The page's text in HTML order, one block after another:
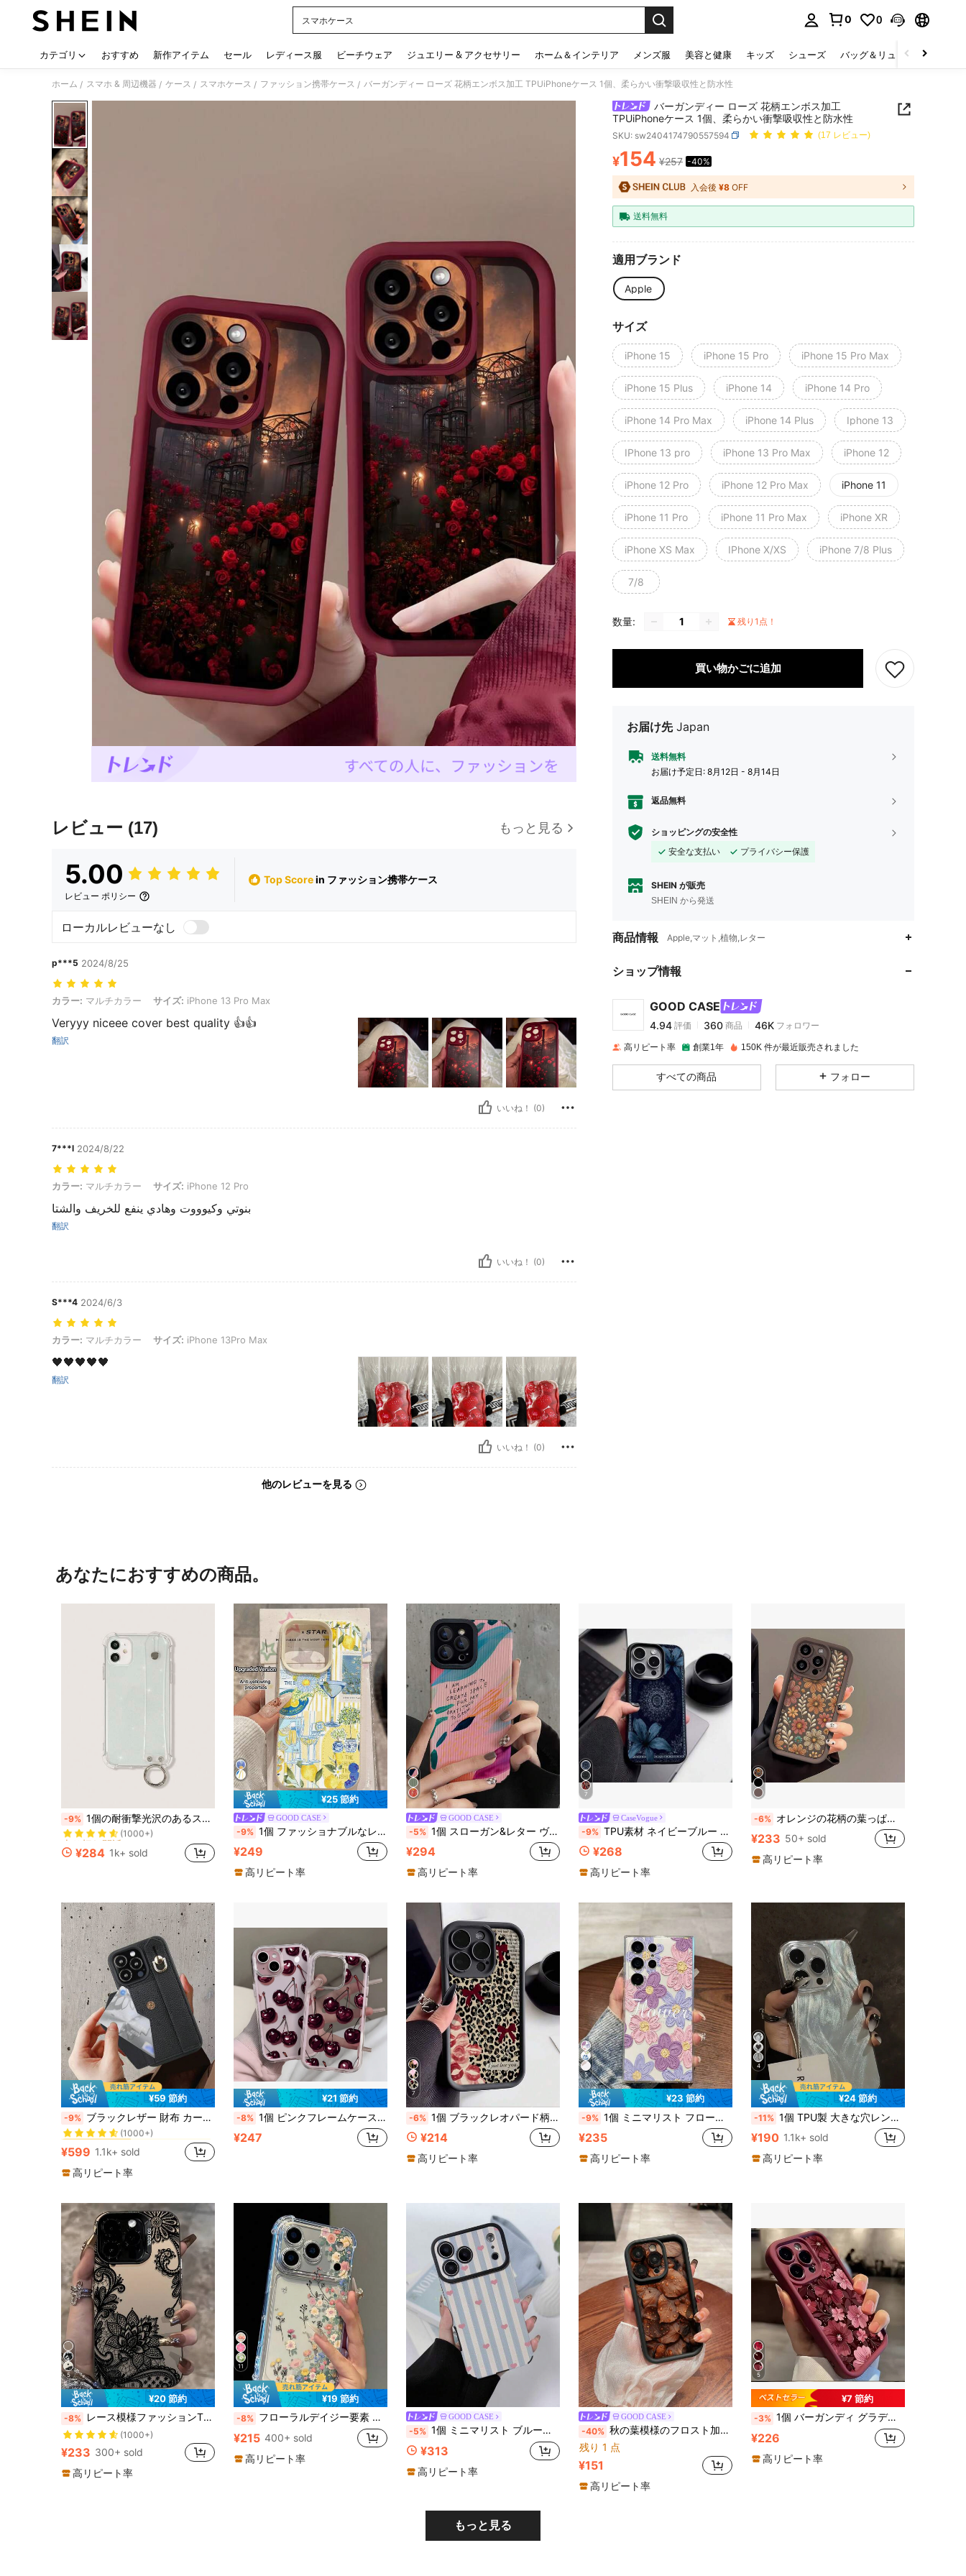
スマホケース
0 0
カテゴリ おすすめ 新作アイテム セール レディース服 ビーチウェア ジュエリー & アクセサリー ホーム＆インテリア メンズ服 美容と健康 キッズ シューズ バッグ＆リュック
ホーム / スマホ & 周辺機器 / ケース / スマホケース / ファッション携帯ケース / バーガンディー ローズ 花柄エンボス加工 TPUiPhoneケース 1個、柔らかい衝撃吸収性と防水性
レビュー (17) もっと見る
5.00
レビュー ポリシー
Top Scorein ファッション携帯ケース
ローカルレビューなし
p***5 2024/8/25
カラー: マルチカラー, サイズ: iPhone 13 Pro Max
カラー: マルチカラー サイズ: iPhone 13 Pro Max
Veryyy niceee cover best quality 👍👍
翻訳
いいね！ (0)
7***l 2024/8/22
カラー: マルチカラー, サイズ: iPhone 12 Pro
カラー: マルチカラー サイズ: iPhone 12 Pro
بنوتي وكيوووت وهادي ينفع للخريف والشتا
翻訳
いいね！ (0)
S***4 2024/6/3
カラー: マルチカラー, サイズ: iPhone 13Pro Max
カラー: マルチカラー サイズ: iPhone 13Pro Max
🖤🖤🖤🖤🖤
翻訳
いいね！ (0)
他のレビューを見る
バーガンディー ローズ 花柄エンボス加工
TPUiPhoneケース 1個、柔らかい衝撃吸収性と防水性
SKU: sw2404174790557594 (17 レビュー)
PRICE AND AVAILABILITY
¥154 ¥257 -40%
入会後 ¥8 OFF
送料無料
適用ブランド
Apple
サイズ
iPhone 15 iPhone 15 Pro iPhone 15 Pro Max
iPhone 15 Plus iPhone 14 iPhone 14 Pro
iPhone 14 Pro Max iPhone 14 Plus Iphone 13
IPhone 13 pro iPhone 13 Pro Max iPhone 12
iPhone 12 Pro iPhone 12 Pro Max iPhone 11
iPhone 11 Pro iPhone 11 Pro Max iPhone XR
iPhone XS Max IPhone X/XS iPhone 7/8 Plus
7/8
数量: 残り1点！
買い物かごに追加
お届け先 Japan
送料無料
お届け予定日: 8月12日 - 8月14日
返品無料
ショッピングの安全性
安全な支払い
プライバシー保護
SHEIN が販売
SHEIN から発送
商品情報 Apple,マット,植物,レター
ショップ情報
GOOD CASE
4.94
4.94
4.94 360商品 46K
i***4 は1日前に購入しました
高リピート率 創業1年 150K 件が最近販売されました
すべての商品 フォロー
あなたにおすすめの商品。
-9% 1個の耐衝撃光沢のあるスマホケース、リストストラップ付き、iPhone 15 Pro Max対応、エレガントなスマホケースは12 Pro Maxとも互換性があり、防水、耐衝撃、傷防止
売り切れ間近！
(1000+)
売り切れ間近！
(1000+)
売り切れ間近！
(1000+)
売り切れ間近！
¥284 1k+ sold
¥25 節約
GOOD CASE
-9% 1個 ファッショナブルなレモン要素ストライプワイングラスパターンリッチテクスチャー耐衝撃 滑り止めソフトフォンケース Apple、スマートフォン対応 国際版、国内版ではありません
¥249
高リピート率
GOOD CASE
-5% 1個 スローガン&レター ヴィンテージパターン フェイクレザーテクスチャ 3Dソフト 耐衝撃 スマホケース
¥294
高リピート率
7
CaseVogue
-9% TPU素材 ネイビーブルー ヴィンテージレトロパターン ブルーリリー プレミアム雰囲気デザイン スマホケース 17 Pro Max/17/16 Pro Max/15/13/12/11/S20 FE/A15/S24/A55/Note 11/Note 12/Note 13 Pro対応 フルカバー 耐衝撃 ソフトシェル 保護カバー
¥268
高リピート率
-6% オレンジの花柄の葉っぱの自然をモチーフにしたキュートなヴィンテージ風のヨーロッパとアメリカのスタイルのチョコレート、コーヒー、マットブラウンのスマホケース。段差のあるデザインで、落下防止のソフトシェルで全面をカバー。Samsung/Galaxy/Honorに対応。
¥233 50+ sold
高リピート率
¥59 節約
-9% ブラックレザー 財布 カードホルダー カードケース フォンケース 1個 ブラックレザー カードホルダー リストレット フォンケース、Apple 16e/11/12/13/14/17/15 Pro Max、Galaxy S20 Ultra/S21 Plus/S21 Ultra/S22 Plus/S23/S24/S25 Ultra、5A 5G/6 Pro/7/7 Pro/8/8 Pro、Xperia 1 V/5 V/10 V対応、母の日 ビジネス プロフェッショナル 記念日のギフト
#5 ベストセラー
に iPhone 11 Pro カードホルダー型携帯電話ケース
(1000+)
#5 ベストセラー
(1000+)
#5 ベストセラー
(1000+)
#5 ベストセラー
に iPhone 11 Pro カードホルダー型携帯電話ケース
(1000+)
¥599 1.1k+ sold
高リピート率
¥21 節約
-8% 1個 ピンクフレームケース 2in1レンズ ストレートエッジ レッドビッグチェリー柄 スマホケース パーソナライズ対応 Apple 16Promax 17/16/15/14Plus/13/12/11対応 保護ケース Air
¥247
7
-6% 1個 ブラックレオパード柄 レッドリボン リッププリント ミニマリスト パーソナライズ TPU 衝撃吸収 フルカバー スマホケース Apple 17 16 15 14 13 12 11 Pro Max Air およびシリーズ対応
¥214
高リピート率
5
¥23 節約
-9% 1個 ミニマリスト フローラル 耐衝撃 滑り止め 透明塗装 スマホケース 保護カバー 16/11/16pro/16plus/16promax/16e/15Promax/13/14/12/XS/XR/7G/8P対応、Samsung Galaxy S25/S25PLUS/S25 Ultra/A16/A36/A26/A56/A50/A12/A32/A52/A72/A51/A21S/A13/A14/S24/S24PLUS/S24Ultra/S20/S23/S22/A53/S20FE/S21対応、11/12Pro/12/12X/13Pro/14Pro/15Pro/X3pro対応、Redmi 10/9/Note9/12c/Note11pro/Note8Pro/9C/9a対応、耐衝撃スマホ保護ケース
¥235
高リピート率
4
¥24 節約
-11% 1個 TPU製 大きな穴レンズ 落下防止スマホケース ミニマルデザイン 11/12/13/13 Pro Max/14 Pro Max/15/15 Pro/15 Plus/15 Pro Max/16/16 Pro/16 Plus/16 Pro Max/17/17 Air/17 Pro/17 Pro Max/18 Pro/18 Pro Max/シリーズ対応
¥190 1.1k+ sold
高リピート率
5
¥20 節約
-8% レース模様ファッションTPUブラックレース模様ファッション1個ブラックレース模様ユニークグラフィックTPU耐衝撃スマホケース、Apple 16、15、14、13、12、11 Pro Maxシリーズ防水耐落下傷性アニバーサリーギフトパーティー春
(1000+)
¥233 300+ sold
高リピート率
11
¥19 節約
-8% フローラルデイジー要素 強化コーナー 透明 耐落下 スマホケース、ミニマリスト春スタイル ソフトケース、15/15 Pro/15 Plus/15 Pro Max/16/16 Pro/16 Pro Max/17/17 Pro/17 Pro Max対応、記念日ギフト、彼女へのギフト
¥215 400+ sold
高リピート率
GOOD CASE
-5% 1個 ミニマリスト ブルーストライプ ピンクハート柄 フルカバー クラシック 耐衝撃 プレミアムテクスチャー PUレザー ソフト 大型ウィンドウ 新型 フルカバー スマホケース 友人、家族、カップル、自分への誕生日ギフト、ホリデーギフトに最適 17/16/15/14/13/12/11シリーズ対応
¥313
高リピート率
GOOD CASE
-40% 秋の葉模様のフロスト加工エンボス加工TPUソフト耐落下防水保護スマホケース1個（iPhone対応、国際版、国内版ではありません）
残り 1 点
¥151
高リピート率
5
¥7 節約
-3% 1個 バーガンディ グラデーション ミニマリスト 花柄プリント 鮮やかな花柄 iPhone 16、15 Pro Max、14 Plus、13、12、11 Pro Max対応 ホワイト ファッショナブル 防塵保護シェル クリエイティブ ホリデー ギフト Samsung シリーズ対応 国際版、国内版ではありません
¥226
高リピート率
もっと見る